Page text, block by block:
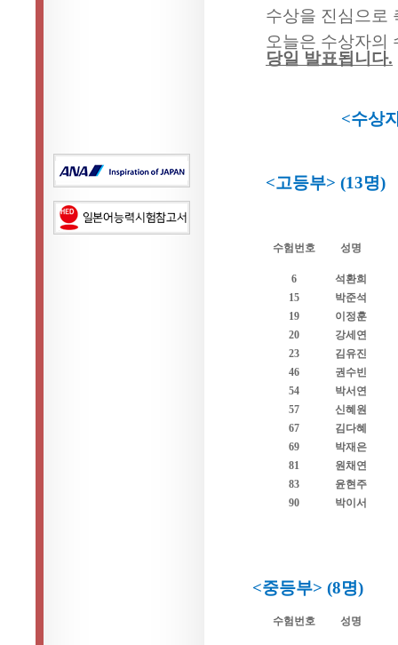
수상을 진심으로
오늘은 수상자의
당일 발표됩니다.
<수상
<고등부> (13명)
수험번호 성명
6
석환희
15
박준석
19
이정훈
20
강세연
23
김유진
46
권수빈
54
박서연
57
신혜원
67
김다혜
69
박재은
81
원채연
83
윤현주
90
박이서
<중등부> (8명)
수험번호 성명